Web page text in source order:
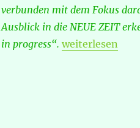
verbunden mit dem Fokus
Ausblick in die NEUE ZEIT
in progress“. „DNZ-
weiterlesen